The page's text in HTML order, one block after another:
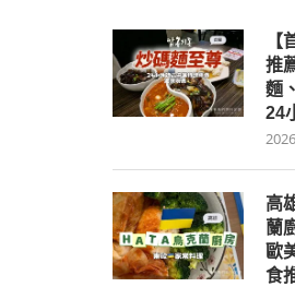
【
推
麵
24
高
蘭
歐
食